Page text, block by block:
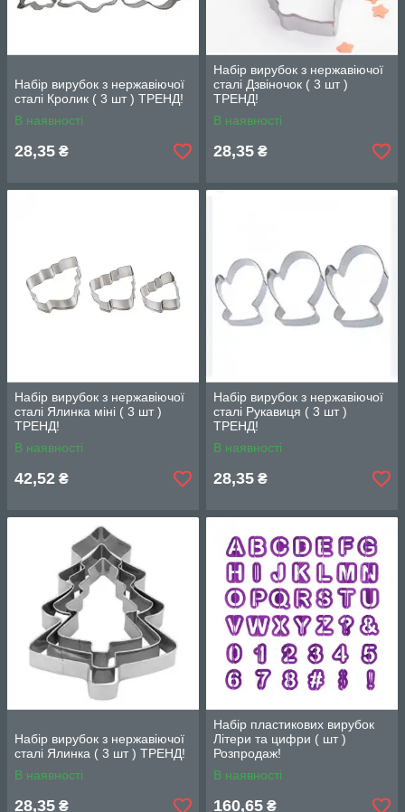
Набір вирубок з нержавіючої
сталі Кролик ( 3 шт ) ТРЕНД!
В наявності
28,35 ₴
Набір вирубок з нержавіючої
сталі Дзвіночок ( 3 шт )
ТРЕНД!
В наявності
28,35 ₴
Набір вирубок з нержавіючої
сталі Ялинка міні ( 3 шт )
ТРЕНД!
В наявності
42,52 ₴
Набір вирубок з нержавіючої
сталі Рукавиця ( 3 шт )
ТРЕНД!
В наявності
28,35 ₴
Набір вирубок з нержавіючої
сталі Ялинка ( 3 шт ) ТРЕНД!
В наявності
28,35 ₴
Набір пластикових вирубок
Літери та цифри ( шт )
Розпродаж!
В наявності
160,65 ₴